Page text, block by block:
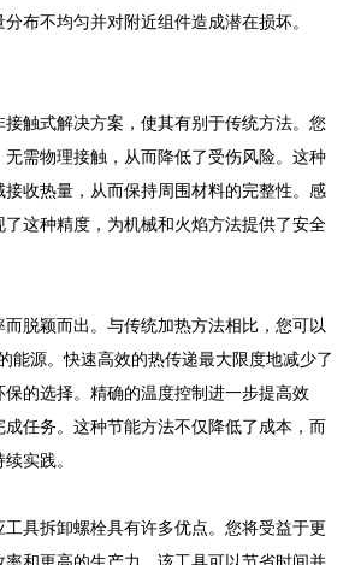
布不均匀并对附近组件造成潜在损坏。
触式解决方案，使其有别于传统方法。您
需物理接触，从而降低了受伤风险。这种
收热量，从而保持周围材料的完整性。感
了这种精度，为机械和火焰方法提供了安全
脱颖而出。与传统加热方法相比，您可以
能源。快速高效的热传递最大限度地减少了
的选择。精确的温度控制进一步提高效
任务。这种节能方法不仅降低了成本，而
实践。
工具拆卸螺栓具有许多优点。您将受益于更